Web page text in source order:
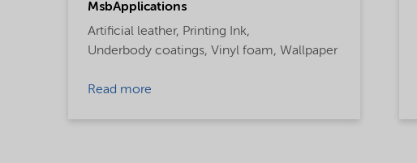
MsbApplications
Artificial leather, Printing Ink,
Underbody coatings, Vinyl foam, Wallpaper
Read more